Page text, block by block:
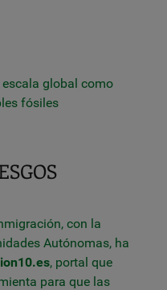
global como
fósiles
con la
Autónomas, ha
, portal que
para que las